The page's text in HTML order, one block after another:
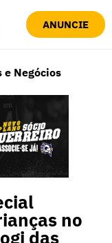
ANUNCIE
e Negócios
no
das